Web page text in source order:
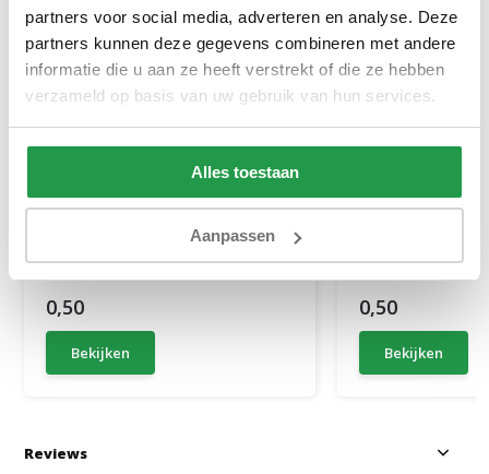
partners voor social media, adverteren en analyse. Deze
partners kunnen deze gegevens combineren met andere
informatie die u aan ze heeft verstrekt of die ze hebben
verzameld op basis van uw gebruik van hun services.
Alles toestaan
Aanpassen
0,50
Bekijken
0,50
Bekijken
Reviews